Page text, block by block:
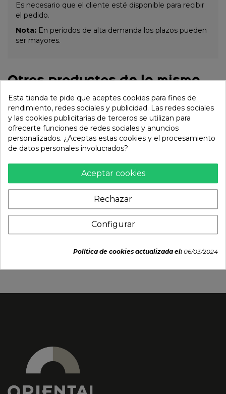
Es necesario que el cliente esté disponible para recibir
el pedido.
Nota: En periodos de alta demanda los plazos pueden
ser mayores.
Otros productos de la misma
categoría:
VIDEOS)
Libro Tokyo Stories
29,95 €
Esta tienda te pide que aceptes cookies para fines de
rendimiento, redes sociales y publicidad. Las redes sociales
y las cookies publicitarias de terceros se utilizan para
ofrecerte funciones de redes sociales y anuncios
personalizados. ¿Aceptas estas cookies y el procesamiento
de datos personales involucrados?
Aceptar cookies
Rechazar
Configurar
Política de cookies actualizada el:06/03/2024